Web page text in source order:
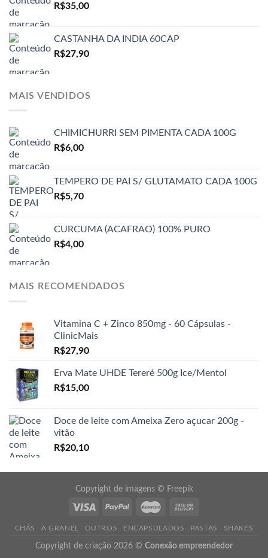
R$35,00
CASTANHA DA INDIA 60CAP
R$27,90
MAIS VENDIDOS
CHIMICHURRI SEM PIMENTA CADA 100G
R$6,00
TEMPERO DE PAI S/ GLUTAMATO CADA 100G
R$5,70
CURCUMA (ACAFRAO) 100% PURO
R$4,00
MAIS RECOMENDADOS
Vitamina C + Zinco 850mg - 60 Cápsulas -
ClinicMais
R$27,90
Erva Mate UHDE Tereré 500g Ice/Mentol
R$15,00
Doce de leite com Ameixa Zero açucar 200g -
vitão
R$20,10
Copyright de imagens © Freepik
CHÁS A GRANEL OUTROS ENCAPSULADOS PASTAS SHAKES
Copyright de criação 2026 © Conexão empreendedor